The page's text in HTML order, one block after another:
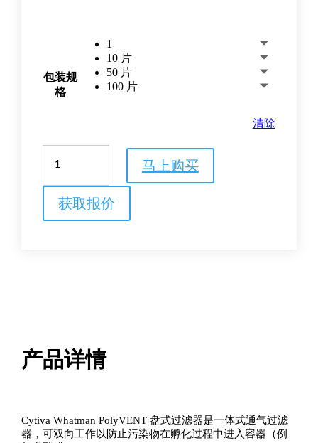
包装规
格
1
10 片
50 片
100 片
清除
PolyVENT
通
马上购买
获取报价
产品详情
Cytiva Whatman PolyVENT 盘式过滤器是一体式通气过滤
器，可双向工作以防止污染物在孵化过程中进入容器（例